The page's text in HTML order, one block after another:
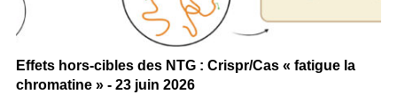
Effets hors-cibles des NTG : Crispr/Cas « fatigue la
chromatine » - 23 juin 2026